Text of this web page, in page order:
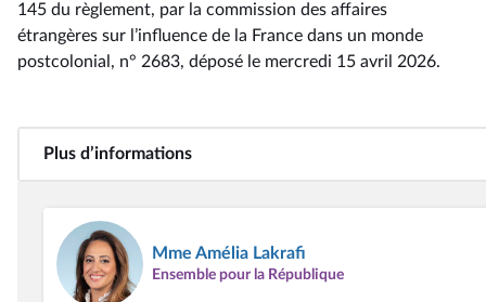
145 du règlement, par la commission des affaires
étrangères sur l’influence de la France dans un monde
postcolonial, n° 2683, déposé le mercredi 15 avril 2026.
Plus d’informations
Mme Amélia Lakrafi
Ensemble pour la République